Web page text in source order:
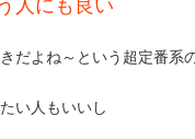
人にも良い
だよね～という超定番系
い人もいいし